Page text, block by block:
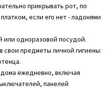
прикрывать рот, по
если его нет - ладонями
или одноразовой посудой.
предметы личной гигиены:
ежедневно, включая
панелей